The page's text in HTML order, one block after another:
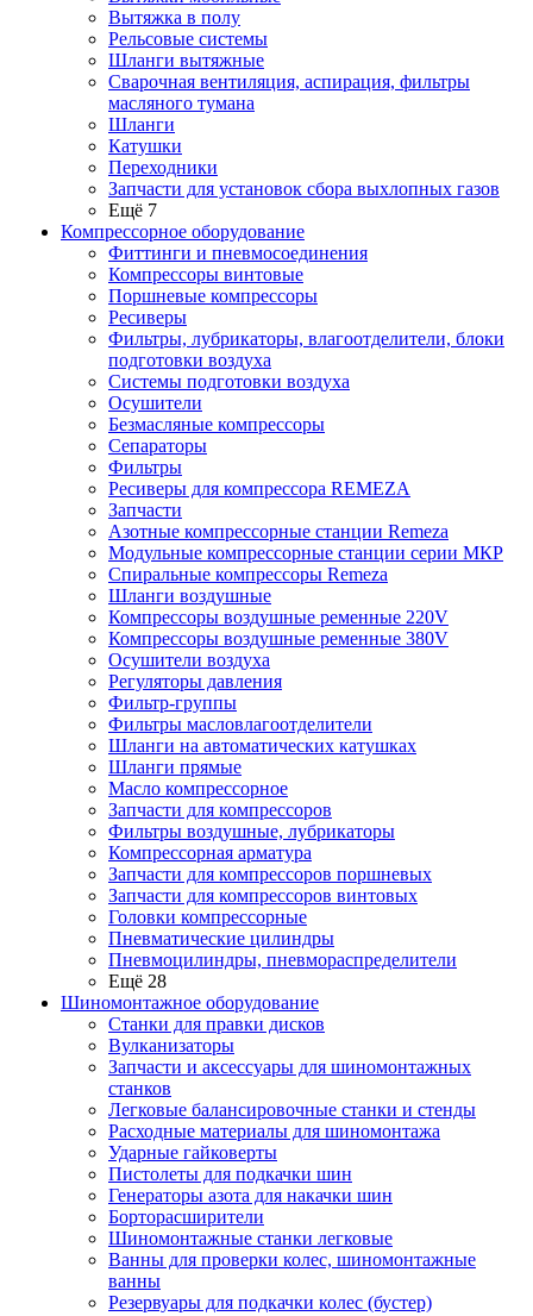
Вытяжка в полу
Рельсовые системы
Шланги вытяжные
Сварочная вентиляция, аспирация, фильтры
масляного тумана
Шланги
Катушки
Переходники
Запчасти для установок сбора выхлопных газов
Ещё 7
Компрессорное оборудование
Фиттинги и пневмосоединения
Компрессоры винтовые
Поршневые компрессоры
Ресиверы
Фильтры, лубрикаторы, влагоотделители, блоки
подготовки воздуха
Системы подготовки воздуха
Осушители
Безмасляные компрессоры
Сепараторы
Фильтры
Ресиверы для компрессора REMEZA
Запчасти
Азотные компрессорные станции Remeza
Модульные компрессорные станции серии МКР
Спиральные компрессоры Remeza
Шланги воздушные
Компрессоры воздушные ременные 220V
Компрессоры воздушные ременные 380V
Осушители воздуха
Регуляторы давления
Фильтр-группы
Фильтры масловлагоотделители
Шланги на автоматических катушках
Шланги прямые
Масло компрессорное
Запчасти для компрессоров
Фильтры воздушные, лубрикаторы
Компрессорная арматура
Запчасти для компрессоров поршневых
Запчасти для компрессоров винтовых
Головки компрессорные
Пневматические цилиндры
Пневмоцилиндры, пневмораспределители
Ещё 28
Шиномонтажное оборудование
Станки для правки дисков
Вулканизаторы
Запчасти и аксессуары для шиномонтажных
станков
Легковые балансировочные станки и стенды
Расходные материалы для шиномонтажа
Ударные гайковерты
Пистолеты для подкачки шин
Генераторы азота для накачки шин
Борторасширители
Шиномонтажные станки легковые
Ванны для проверки колес, шиномонтажные
ванны
Резервуары для подкачки колес (бустер)